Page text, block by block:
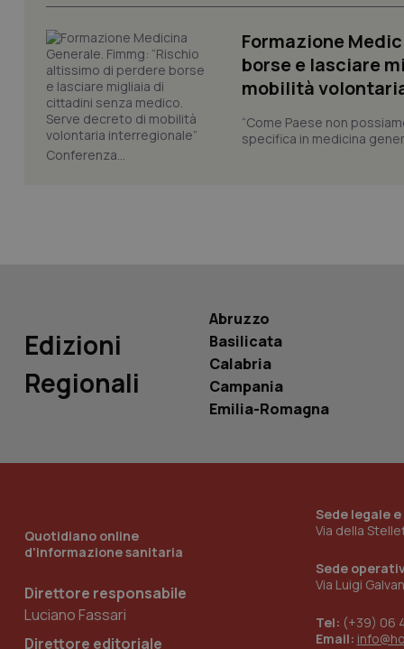
Formazione
borse e lasciare
mobilità
“Come Paese non
specifica in medicina
Conferenza...
Edizioni
Regionali
Abruzzo
Basilicata
Calabria
Campania
Emilia-Romagna
Quotidiano online
d'informazione sanitaria
Direttore responsabile
Luciano Fassari
Direttore editoriale
Sede legale
Via della
Sede
Via Luigi
Tel: (+39) 06
Email:
PHPSESSID
__Secure-
tracking-sites-
ironfish-tracking-